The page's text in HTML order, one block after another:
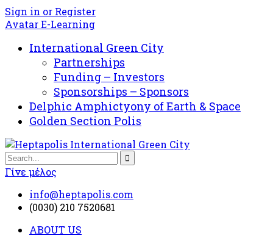
Sign in or Register
Avatar E-Learning
International Green City
Partnerships
Funding – Investors
Sponsorships – Sponsors
Delphic Amphictyony of Earth & Space
Golden Section Polis
Γίνε μέλος
info@heptapolis.com
(0030) 210 7520681
ABOUT US